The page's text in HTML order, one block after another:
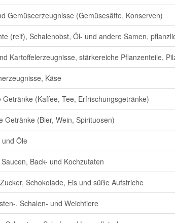
Gemüseerzeugnisse (Gemüsesäfte, Konserven)
(reif), Schalenobst, Öl- und andere Samen,
Kartoffelerzeugnisse, stärkereiche Pflanzenteile,
Käse
Getränke (Kaffee, Tee, Erfrischungsgetränke)
Getränke (Bier, Wein, Spirituosen)
Öle
Back- und Kochzutaten
Schokolade, Eis und süße Aufstriche
, Schalen- und Weichtiere